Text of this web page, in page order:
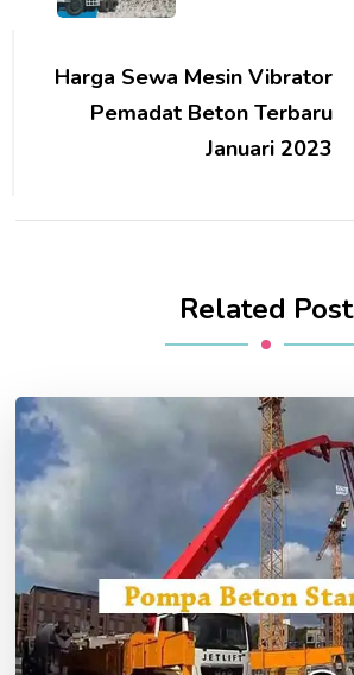
Harga Sewa Mesin Vibrator
Pemadat Beton Terbaru
Januari 2023
Related Post